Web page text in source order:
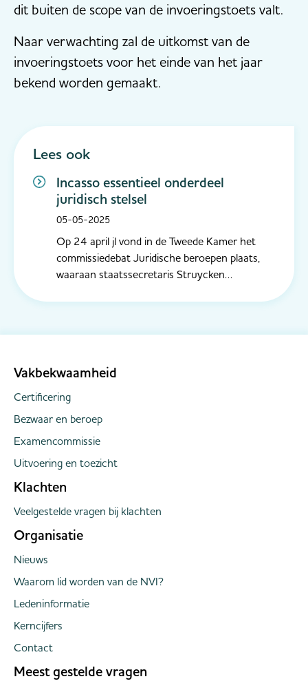
dit buiten de scope van de invoeringstoets valt.
Naar verwachting zal de uitkomst van de
invoeringstoets voor het einde van het jaar
bekend worden gemaakt.
Lees ook
Incasso essentieel onderdeel
juridisch stelsel
05-05-2025
Op 24 april jl vond in de Tweede Kamer het
commissiedebat Juridische beroepen plaats,
waaraan staatssecretaris Struycken
Vakbekwaamheid
Certificering
Bezwaar en beroep
Examencommissie
Uitvoering en toezicht
Klachten
Veelgestelde vragen bij klachten
Organisatie
Nieuws
Waarom lid worden van de NVI?
Ledeninformatie
Kerncijfers
Contact
Meest gestelde vragen